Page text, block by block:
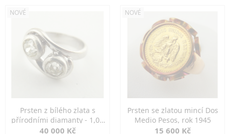
NOVÉ
Prsten z bílého zlata s
přírodními diamanty - 1,00
ct
40 000 Kč
NOVÉ
Prsten se zlatou mincí Dos
Medio Pesos, rok 1945
15 600 Kč